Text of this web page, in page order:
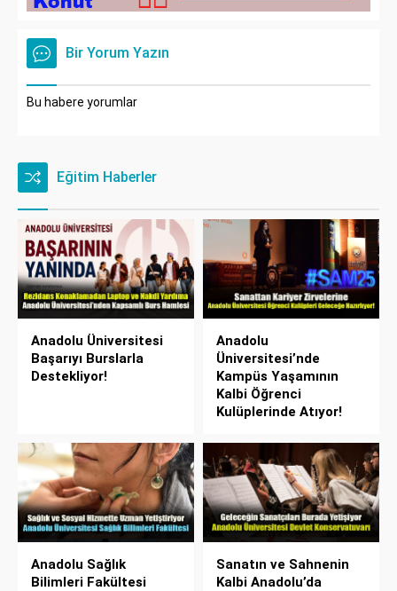
Bir Yorum Yazın
Bu habere yorumlar
Eğitim Haberler
Anadolu Üniversitesi
Başarıyı Burslarla
Destekliyor!
Anadolu
Üniversitesi’nde
Kampüs Yaşamının
Kalbi Öğrenci
Kulüplerinde Atıyor!
Anadolu Sağlık
Bilimleri Fakültesi
Sanatın ve Sahnenin
Kalbi Anadolu’da